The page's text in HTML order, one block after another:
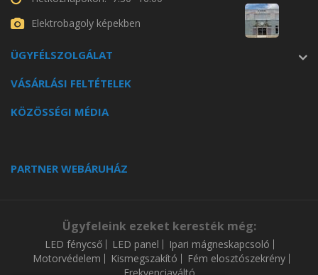
Elektrobagoly képekben
ÜGYFÉLSZOLGÁLAT
VÁSÁRLÁSI FELTÉTELEK
KÖZÖSSÉGI MÉDIA
PARTNER WEBÁRUHÁZ
Ügyfeleink ezeket keresték még:
LED fénycső LED panel
Ipari mágneskapcsoló
Motorvédelem
Kismegszakító
Fém elosztószekrény